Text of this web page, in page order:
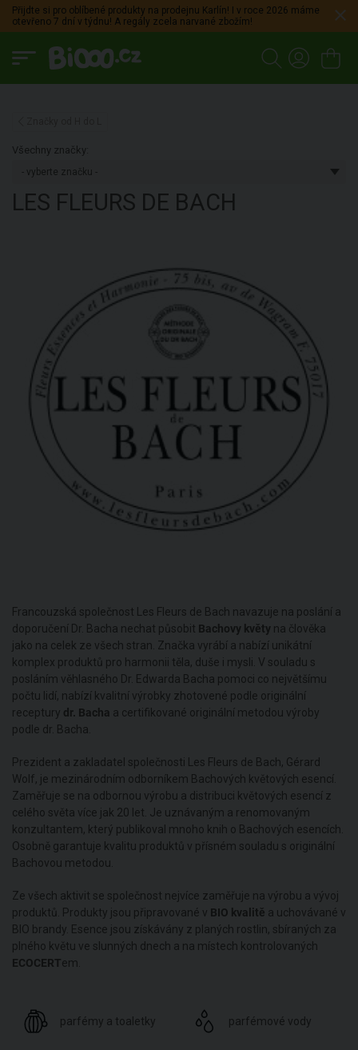
Přijdte si pro oblíbené produkty na prodejnu Karlín! I v roce 2026 máme
otevřeno 7 dní v týdnu! A regály zcela narvané zbožím!
Všechny značky:
LES FLEURS DE BACH
Francouzská společnost Les Fleurs de Bach navazuje na poslání a
doporučení Dr. Bacha nechat působit Bachovy květy na člověka
jako na celek ze všech stran. Značka vyrábí a nabízí unikátní
komplex produktů pro harmonii těla, duše i mysli. V souladu s
posláním věhlasného Dr. Edwarda Bacha pomoci co největšímu
počtu lidí, nabízí kvalitní výrobky zhotovené podle originální
receptury dr. Bacha a certifikované originální metodou výroby
podle dr. Bacha.
Prezident a zakladatel společnosti Les Fleurs de Bach, Gérard
Wolf, je mezinárodním odborníkem Bachových květových esencí.
Zaměřuje se na odbornou výrobu a distribuci květových esencí z
celého světa více jak 20 let. Je uznávaným a renomovaným
konzultantem, který publikoval mnoho knih o Bachových esencích.
Osobně garantuje kvalitu produktů v přísném souladu s originální
Bachovou metodou.
Ze všech aktivit se společnost nejvíce zaměřuje na výrobu a vývoj
produktů. Produkty jsou připravované v BIO kvalitě a uchovávané v
BIO brandy. Esence jsou získávány z planých rostlin, sbíraných za
plného květu ve slunných dnech a na místech kontrolovaných
ECOCERTem.
parfémy a toaletky parfémové vody